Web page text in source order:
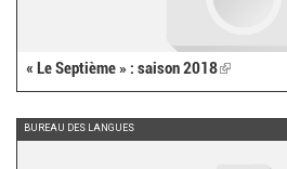
« Le Septième » : saison 2018(link
BUREAU DES LANGUES